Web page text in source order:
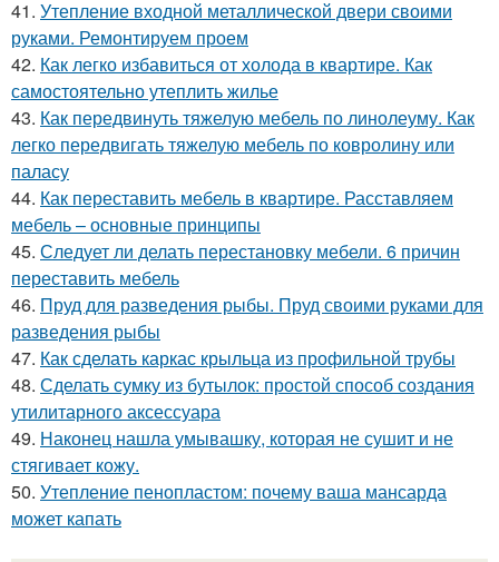
41. Утепление входной металлической двери своими
руками. Ремонтируем проем
42. Как легко избавиться от холода в квартире. Как
самостоятельно утеплить жилье
43. Как передвинуть тяжелую мебель по линолеуму. Как
легко передвигать тяжелую мебель по ковролину или
паласу
44. Как переставить мебель в квартире. Расставляем
мебель – основные принципы
45. Следует ли делать перестановку мебели. 6 причин
переставить мебель
46. Пруд для разведения рыбы. Пруд своими руками для
разведения рыбы
47. Как сделать каркас крыльца из профильной трубы
48. Сделать сумку из бутылок: простой способ создания
утилитарного аксессуара
49. Наконец нашла умывашку, которая не сушит и не
стягивает кожу.
50. Утепление пенопластом: почему ваша мансарда
может капать